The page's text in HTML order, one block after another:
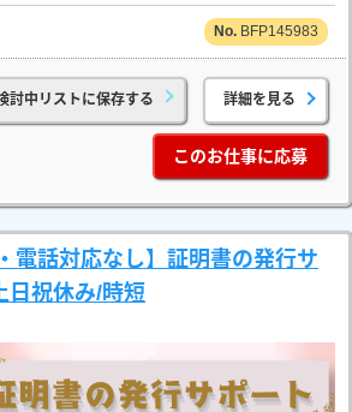
BFP145983
討中リストに保存する 詳細を見る
このお仕事に応募
電話対応なし】証明書の発行サ
日祝休み/時短